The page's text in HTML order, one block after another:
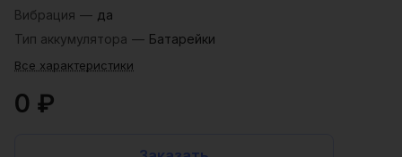
Вибрация — да
Тип аккумулятора — Батарейки
Все характеристики
0 ₽